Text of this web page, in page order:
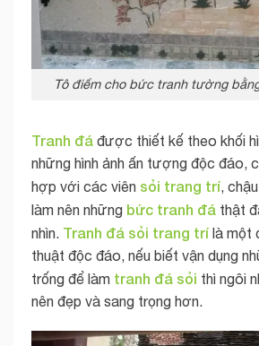
Tô điểm cho bức tranh tường
Tranh đá được thiết kế theo khối
những hình ảnh ấn tượng độc đáo,
hợp với các viên sỏi trang trí,
làm nên những bức tranh đá thật
nhìn. Tranh đá sỏi trang trílà một
thuật độc đáo, nếu biết vận dụng
trống để làm tranh đá sỏi thì ngôi
nên đẹp và sang trọng hơn.